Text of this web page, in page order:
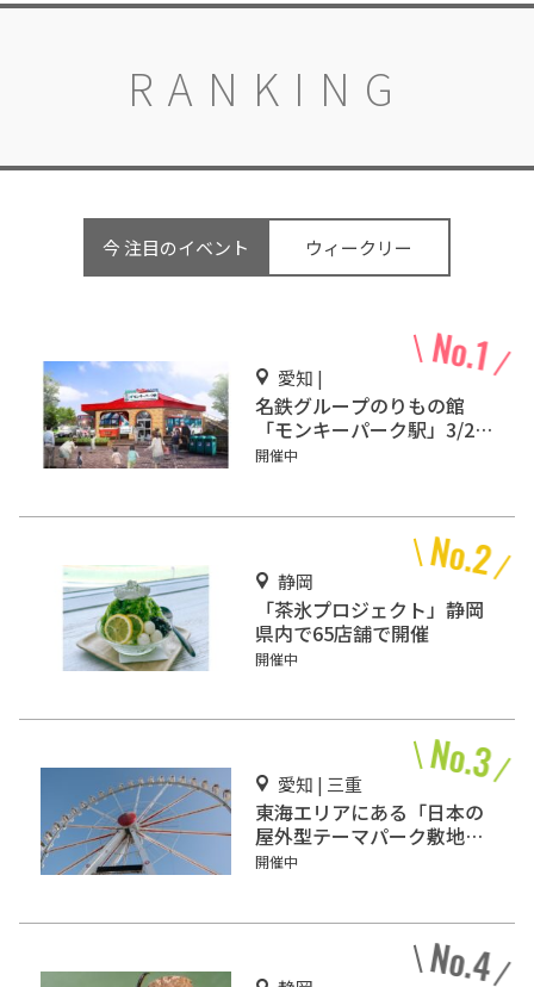
RANKING
今 注目のイベント ウィークリー
愛知 |
名鉄グループのりもの館
「モンキーパーク駅」3/2オ
ープン
開催中
静岡
「茶氷プロジェクト」静岡
県内で65店舗で開催
開催中
愛知 | 三重
東海エリアにある「日本の
屋外型テーマパーク敷地面
積ランキング」入りしてい
開催中